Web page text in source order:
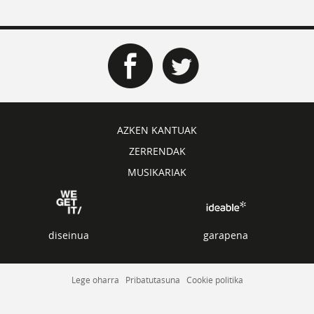
AZKEN KANTUAK
ZERRENDAK
MUSIKARIAK
diseinua garapena
Lege oharra Pribatutasuna Cookie politika